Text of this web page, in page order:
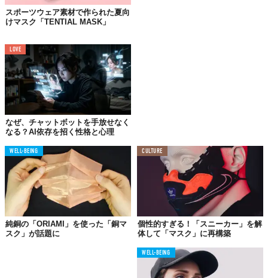
しているという。
サイズは4種類で展開され、マスクは1枚3000円（税抜き）とのこ
また、ローンチの一貫として、 世界中の学生アスリートへ同マス
クを配布する取り組みも実施されるとのこと。
巷ではジムや運動場が開放され始め、練習を再開するアスリート
も増えてきている様子。そんなタイミングで発売されるこのマス
クは現在こちらで 予約受付中だ。
TABI LABO
この世界は、もっと広いはずだ。
スポーツウェア素材で作られた夏向
けマスク「TENTIAL MASK」
LOVE
なぜ、チャットボットを手放せなく
なる？AI依存を招く性格と心理
WELL-BEING
純銅の「ORIAMI」を使った「銅マ
スク」が話題に
CULTURE
個性的すぎる！「スニーカー」を解
体して「マスク」に再構築
WELL-BEING